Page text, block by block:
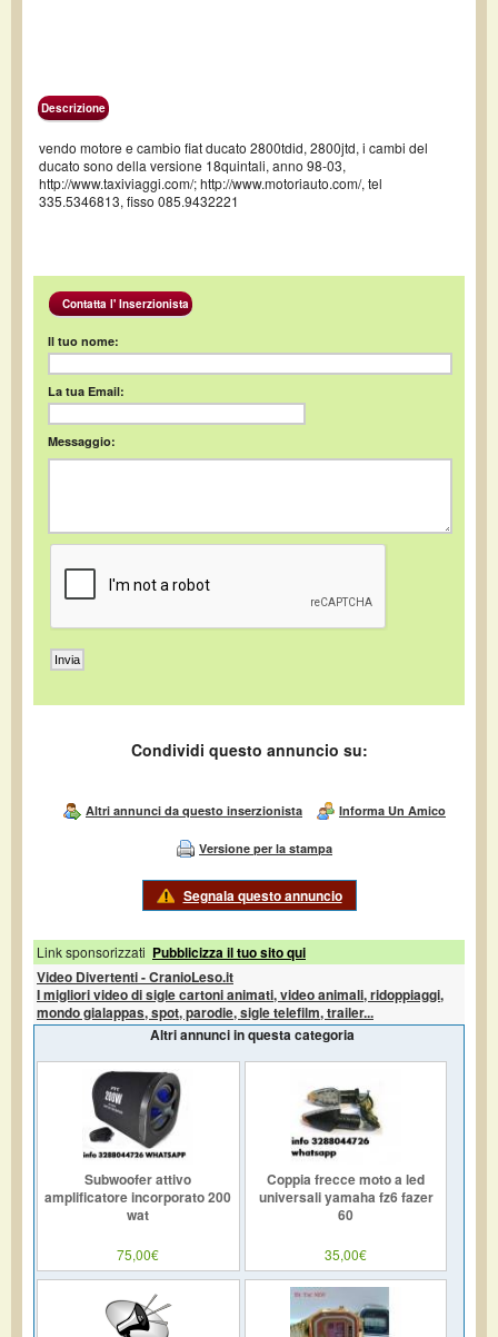
Descrizione
vendo motore e cambio fiat ducato 2800tdid, 2800jtd, i cambi del
ducato sono della versione 18quintali, anno 98-03,
http://www.taxiviaggi.com/; http://www.motoriauto.com/, tel
335.5346813, fisso 085.9432221
Contatta l' Inserzionista
Il tuo nome:
La tua Email:
Messaggio:
Condividi questo annuncio su:
Altri annunci da questo inserzionista Informa Un Amico
Versione per la stampa
Segnala questo annuncio
Link sponsorizzati Pubblicizza il tuo sito qui
Video Divertenti - CranioLeso.it
I migliori video di sigle cartoni animati, video animali, ridoppiaggi,
mondo gialappas, spot, parodie, sigle telefilm, trailer...
Altri annunci in questa categoria
Subwoofer attivo
amplificatore incorporato 200
wat
75,00€
Coppia frecce moto a led
universali yamaha fz6 fazer
60
35,00€